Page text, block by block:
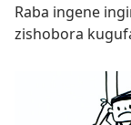
Raba ingene
zishobora